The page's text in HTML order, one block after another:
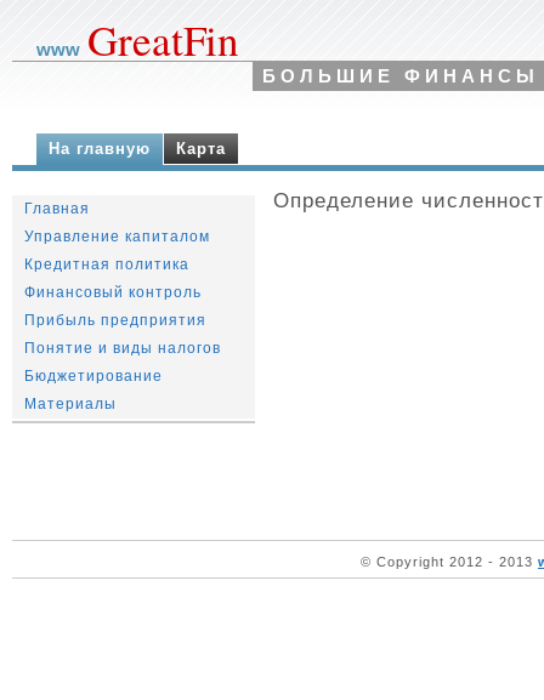
www GreatFin
БОЛЬШИЕ ФИНАНСЫ
На главную Карта
Определение
Главная
Управление капиталом
Кредитная политика
Финансовый контроль
Прибыль предприятия
Понятие и виды налогов
Бюджетирование
Материалы
© Copyright 2012 - 2013